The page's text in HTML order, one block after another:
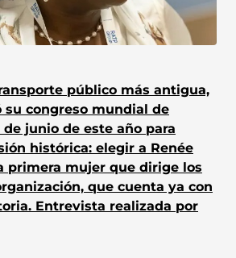
público más antigua,
su congreso mundial de
junio de este año para
histórica: elegir a Renée
primera mujer que dirige los
que cuenta ya con
Entrevista realizada por